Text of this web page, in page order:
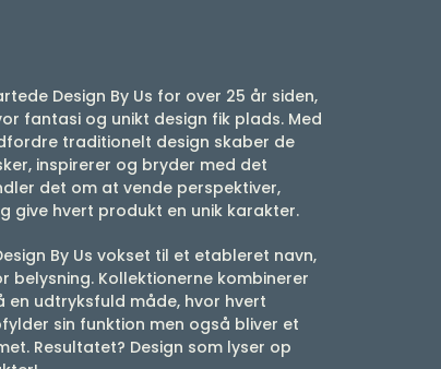
Design By Us for over 25 år siden,
fantasi og unikt design fik plads. Med
traditionelt design skaber de
inspirerer og bryder med det
det om at vende perspektiver,
hvert produkt en unik karakter.
By Us vokset til et etableret navn,
belysning. Kollektionerne kombinerer
en udtryksfuld måde, hvor hvert
sin funktion men også bliver et
Resultatet? Design som lyser op